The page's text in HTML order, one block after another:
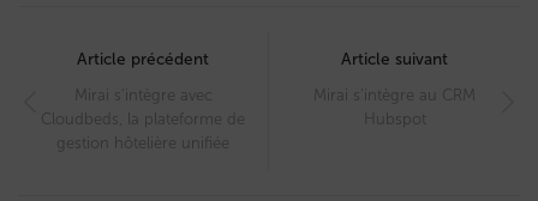
navigation
Article précédent
Mirai s’intègre avec
Cloudbeds, la plateforme de
gestion hôtelière unifiée
Article suivant
Mirai s’intègre au CRM
Hubspot